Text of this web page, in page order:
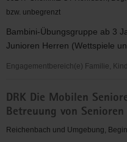
bzw. unbegrenzt
Bambini-Übungsgruppe ab 3
Junioren Herren (Wettspiele
Engagementbereich(e) Familie,
-
Amateursport
mit
DRK Die Mobilen
Betreuung von Senioren
Reichenbach und Umgebung,